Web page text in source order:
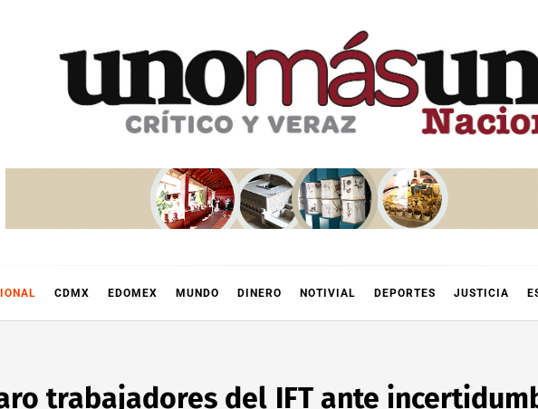
CDMX EDOMEX MUNDO DINERO NOTIVIAL DEPORTES JUSTICIA
trabajadores del IFT ante